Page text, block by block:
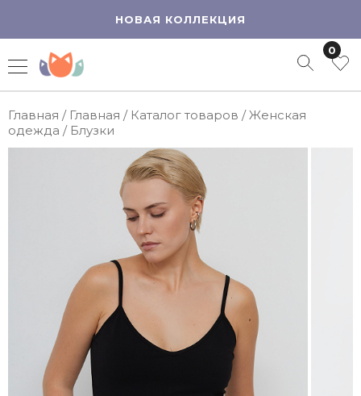
НОВАЯ КОЛЛЕКЦИЯ
0
Главная / Главная / Каталог товаров /Женская
одежда / Блузки